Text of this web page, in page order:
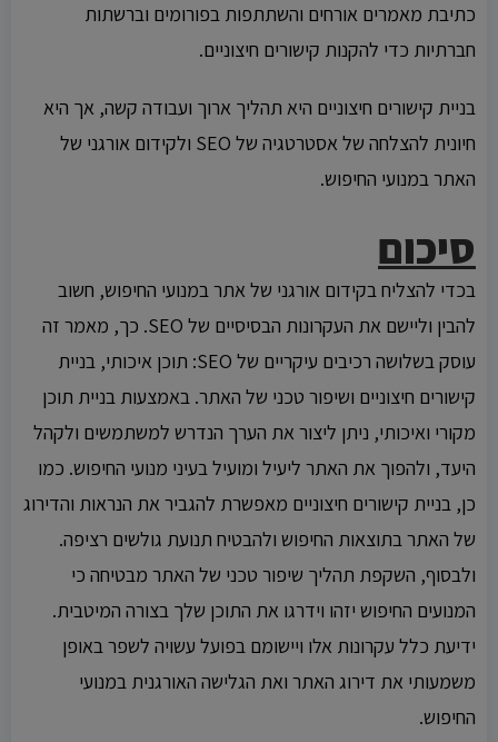
כתיבת מאמרים אורחים והשתתפות בפורומים וברשתות
חברתיות כדי להקנות קישורים חיצוניים.
בניית קישורים חיצוניים היא תהליך ארוך ועבודה קשה, אך היא
חיונית להצלחה של אסטרטגיה של SEO ולקידום אורגני של
האתר במנועי החיפוש.
סיכום
בכדי להצליח בקידום אורגני של אתר במנועי החיפוש, חשוב
להבין וליישם את העקרונות הבסיסיים של SEO. כך, מאמר זה
עוסק בשלושה רכיבים עיקריים של SEO: תוכן איכותי, בניית
קישורים חיצוניים ושיפור טכני של האתר. באמצעות בניית תוכן
מקורי ואיכותי, ניתן ליצור את הערך הנדרש למשתמשים ולקהל
היעד, ולהפוך את האתר ליעיל ומועיל בעיני מנועי החיפוש. כמו
כן, בניית קישורים חיצוניים מאפשרת להגביר את הנראות והדירוג
של האתר בתוצאות החיפוש ולהבטיח תנועת גולשים רציפה.
ולבסוף, השקפת תהליך שיפור טכני של האתר מבטיחה כי
המנועים החיפוש יזהו וידרגו את התוכן שלך בצורה המיטבית.
ידיעת כלל עקרונות אלו ויישומם בפועל עשויה לשפר באופן
משמעותי את דירוג האתר ואת הגלישה האורגנית במנועי
החיפוש.